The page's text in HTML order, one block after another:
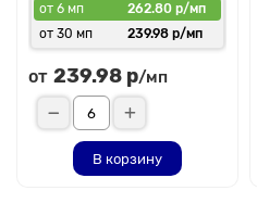
от 6 мп
262.80 р/мп
от 30 мп
239.98 р/мп
от 239.98 р/мп
В корзину